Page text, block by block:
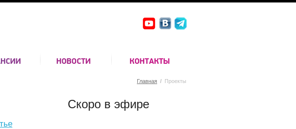
Главная / Проекты
Скоро в эфире